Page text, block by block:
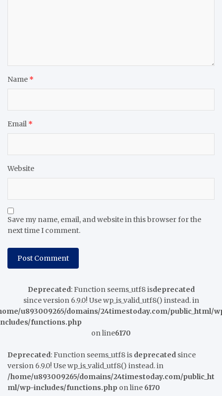
Name *
Email *
Website
Save my name, email, and website in this browser for the
next time I comment.
Deprecated: Function seems_utf8 isdeprecated
since version 6.9.0! Use wp_is_valid_utf8() instead. in
u893009265/domains/24timestoday.com/public_html/
functions.php
on line6170
Deprecated: Function seems_utf8 is deprecated since
version 6.9.0! Use wp_is_valid_utf8() instead. in
/home/u893009265/domains/24timestoday.com/public_ht
ml/wp-includes/functions.php on line 6170